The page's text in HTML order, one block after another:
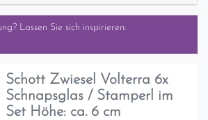
Lassen Sie sich inspirieren:
Schott Zwiesel Volterra 6x
Schnapsglas / Stamperl im
Set Höhe: ca. 6 cm